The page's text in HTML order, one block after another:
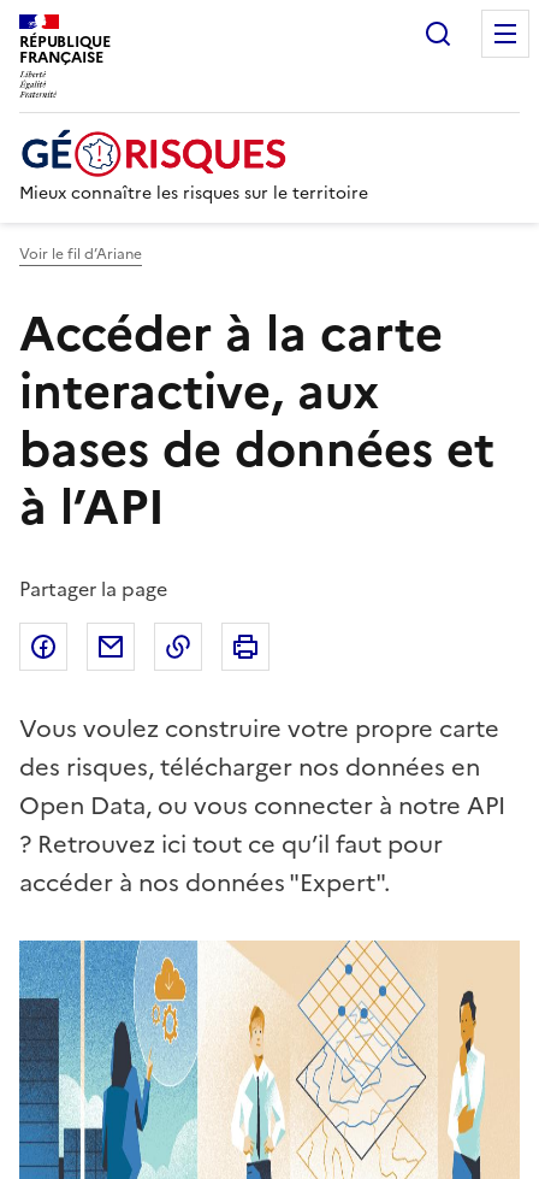
RÉPUBLIQUE
FRANÇAISE
Mieux connaître les risques sur le territoire
Voir le fil d’Ariane
Accéder à la carte
interactive, aux
bases de données et
à l’API
Partager la page
Partager sur Facebook
Partager par emailCopier dans le presse-papier
Vous voulez construire votre propre carte
des risques, télécharger nos données en
Open Data, ou vous connecter à notre API
? Retrouvez ici tout ce qu’il faut pour
accéder à nos données "Expert".